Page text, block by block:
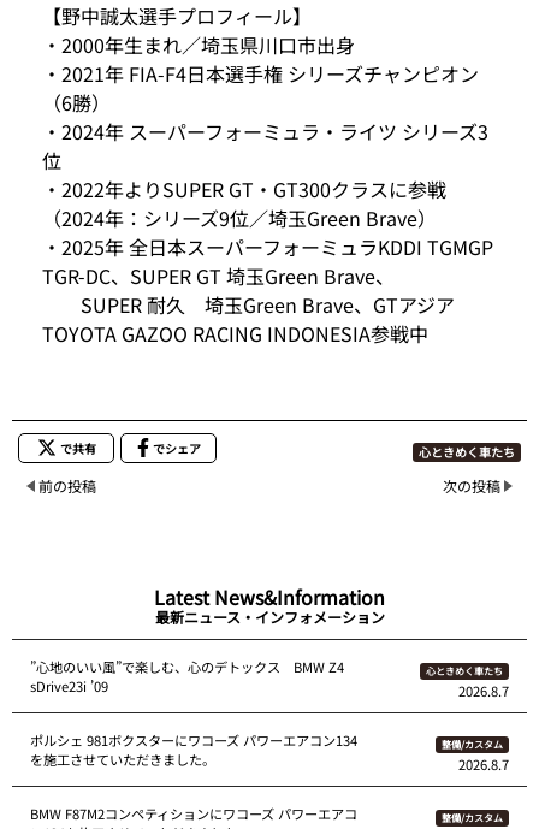
【野中誠太選手プロフィール】
・2000年生まれ／埼玉県川口市出身
・2021年 FIA-F4日本選手権 シリーズチャンピオン
（6勝）
・2024年 スーパーフォーミュラ・ライツ シリーズ3
位
・2022年よりSUPER GT・GT300クラスに参戦
（2024年：シリーズ9位／埼玉Green Brave）
・2025年 全日本スーパーフォーミュラKDDI TGMGP
TGR-DC、SUPER GT 埼玉Green Brave、
SUPER 耐久 埼玉Green Brave、GTアジア
TOYOTA GAZOO RACING INDONESIA参戦中
で共有 でシェア 心ときめく車たち
前の投稿 次の投稿
Latest News&Information
最新ニュース・インフォメーション
”心地のいい風”で楽しむ、心のデトックス BMW Z4
sDrive23i ’09
心ときめく車たち
2026.8.7
ポルシェ 981ボクスターにワコーズ パワーエアコン134
を施工させていただきました。
整備/カスタム
2026.8.7
BMW F87M2コンペティションにワコーズ パワーエアコ
整備/カスタム